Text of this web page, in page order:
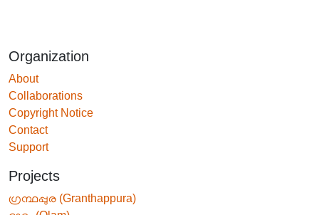
Organization
About
Collaborations
Copyright Notice
Contact
Support
Projects
ഗ്രന്ഥപ്പുര (Granthappura)